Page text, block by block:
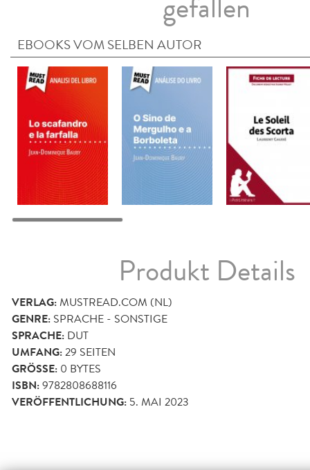
EBOOKS VOM SELBEN AUTOR
Produkt Details
VERLAG:MUSTREAD.COM (NL)
GENRE: SPRACHE - SONSTIGE
SPRACHE: DUT
UMFANG:29 SEITEN
GRÖSSE: 0 BYTES
ISBN:9782808688116
VERÖFFENTLICHUNG: 5. MAI 2023